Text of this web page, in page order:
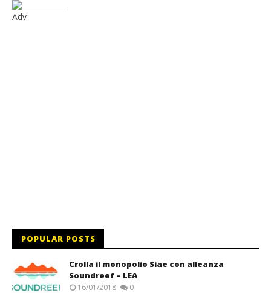
Adv
POPULAR POSTS
Crolla il monopolio Siae con alleanza
Soundreef – LEA
16/01/2018 0